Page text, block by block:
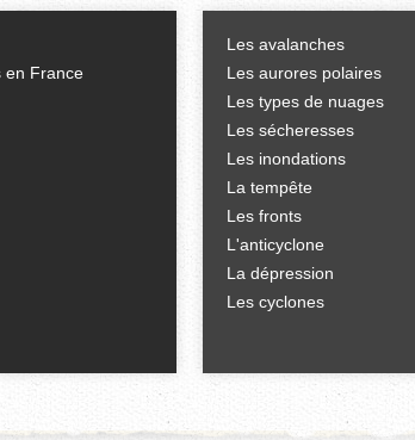
en France
Les avalanches
Les aurores polaires
Les types de nuages
Les sécheresses
Les inondations
La tempête
Les fronts
L'anticyclone
La dépression
Les cyclones